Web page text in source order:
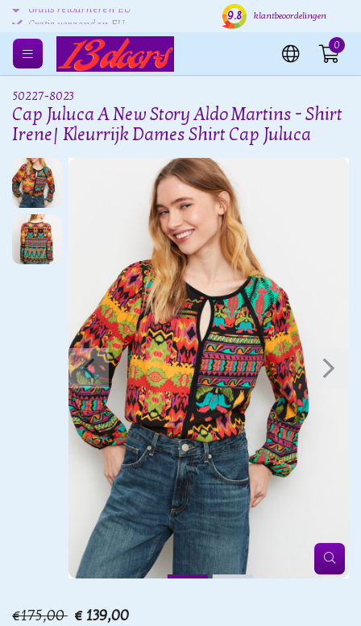
Gratis retourneren EU Verzending binnen 24 uur
9.8 klantbeoordelingen
0
50227-8023
Cap Juluca A New Story Aldo Martins - Shirt
Irene| Kleurrijk Dames Shirt Cap Juluca
€175,00 € 139,00